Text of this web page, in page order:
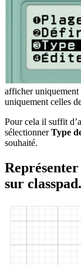
afficher uniquement
uniquement celles
Pour cela il suffit
sélectionnerType
souhaité.
sur